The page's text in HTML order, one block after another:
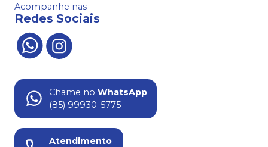
Acompanhe nas
Redes Sociais
Chame no WhatsApp
(85) 99930-5775
Atendimento